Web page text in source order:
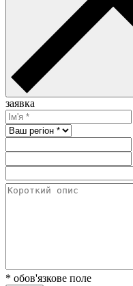
заявка
* обов'язкове поле